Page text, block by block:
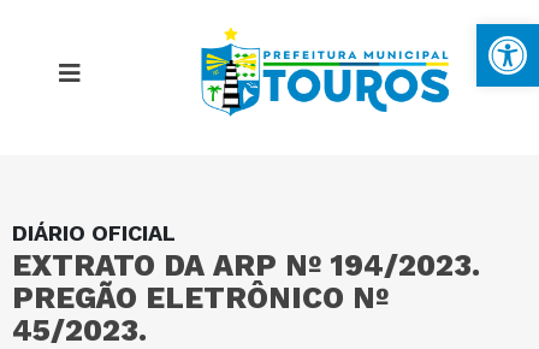
DIÁRIO OFICIAL
EXTRATO DA ARP Nº 194/2023.
PREGÃO ELETRÔNICO Nº
45/2023.
MAPA DO SITE
PORTAL DA TRANSPARÊNCIA